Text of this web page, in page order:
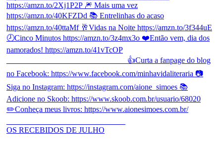
OS RECEBIDOS DE JULHO